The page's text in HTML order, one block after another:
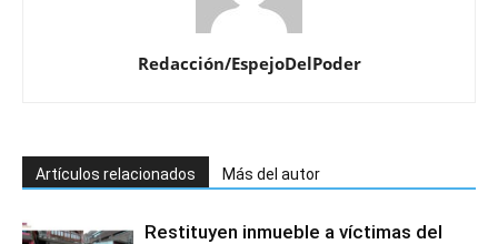
Redacción/EspejoDelPoder
Artículos relacionados Más del autor
Restituyen inmueble a víctimas del